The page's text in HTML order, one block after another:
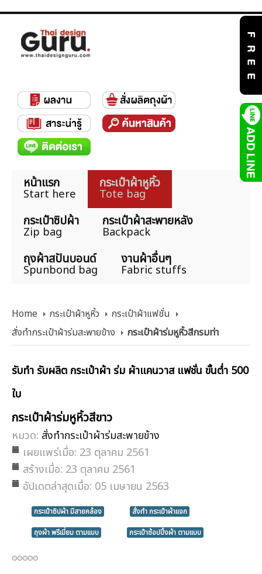
หน้าแรก
Start here
กระเป๋าผ้าหูหิ้ว
Tote bag
กระเป๋าซิปผ้า
Zip bag
กระเป๋าผ้าสะพายหลัง
Backpack
ถุงผ้าสปันบอนด์
Spunbond bag
งานผ้าอื่นๆ
Fabric stuffs
Home กระเป๋าผ้าหูหิ้ว
กระเป๋าผ้าแฟชั่น
สั่งทำกระเป๋าผ้าร่มสะพายข้าง
กระเป๋าผ้าร่มหูหิ้วสีกรมท่า
รับทำ รับผลิต กระเป๋าผ้า ร่ม ผ้าแคนวาส แฟชั่น ขั้นต่ำ 500
ใบ
กระเป๋าผ้าร่มหูหิ้วสีขาว
หมวด: สั่งทำกระเป๋าผ้าร่มสะพายข้าง
เผยแพร่เมื่อ: 23 ตุลาคม 2561
สร้างเมื่อ: 23 ตุลาคม 2561
อัปเดตล่าสุดเมื่อ: 05 เมษายน 2563
กระเป๋าซิปผ้า มีสายคล้อง
สั่งทำ กระเป๋าผ้าแจก
ถุงผ้า พรีเมี่ยม ตามแบบ
กระเป๋าช้อปปิ้งผ้า ตามแบบ